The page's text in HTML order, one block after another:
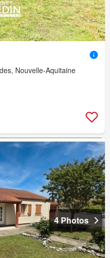
Nouvelle-Aquitaine
4 Photos